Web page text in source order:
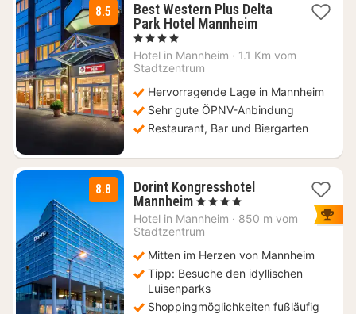
8.5
Best Western Plus Delta
Park Hotel Mannheim2
ab
, 4 Sterne
Hotel in Mannheim · 1.1 Km vom
Stadtzentrum
Hervorragende Lage in Mannheim
Sehr gute ÖPNV-Anbindung
Restaurant, Bar und Biergarten
8.8
Dorint Kongresshotel
Mannheim1
Nacht
ab
€
, 4 Sterne
Hotel in Mannheim · 850 m vom
Stadtzentrum
Mitten im Herzen von Mannheim
Tipp: Besuche den idyllischen
Luisenparks
Shoppingmöglichkeiten fußläufig